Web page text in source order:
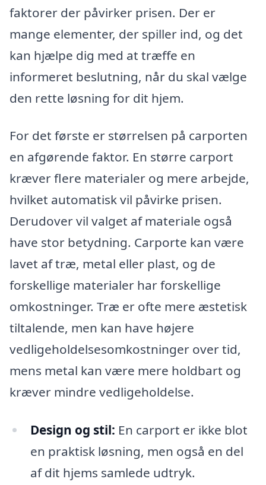
faktorer der påvirker prisen. Der er
mange elementer, der spiller ind, og det
kan hjælpe dig med at træffe en
informeret beslutning, når du skal vælge
den rette løsning for dit hjem.
For det første er størrelsen på carporten
en afgørende faktor. En større carport
kræver flere materialer og mere arbejde,
hvilket automatisk vil påvirke prisen.
Derudover vil valget af materiale også
have stor betydning. Carporte kan være
lavet af træ, metal eller plast, og de
forskellige materialer har forskellige
omkostninger. Træ er ofte mere æstetisk
tiltalende, men kan have højere
vedligeholdelsesomkostninger over tid,
mens metal kan være mere holdbart og
kræver mindre vedligeholdelse.
Design og stil: En carport er ikke blot
en praktisk løsning, men også en del
af dit hjems samlede udtryk.